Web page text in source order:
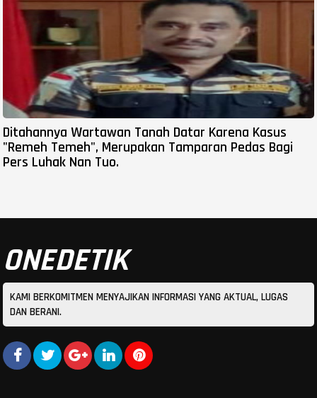
Ditahannya Wartawan Tanah Datar Karena Kasus
"Remeh Temeh", Merupakan Tamparan Pedas Bagi
Pers Luhak Nan Tuo.
ONEDETIK
KAMI BERKOMITMEN MENYAJIKAN INFORMASI YANG AKTUAL, LUGAS
DAN BERANI.